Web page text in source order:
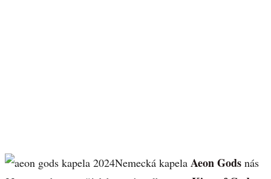
Nemecká kapela Aeon Gods nás